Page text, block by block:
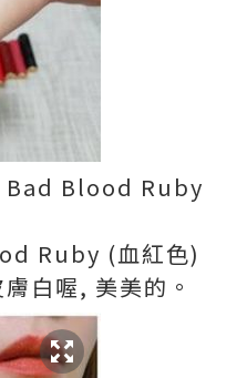
Bad Blood Ruby
Ruby (血紅色)
白喔, 美美的。